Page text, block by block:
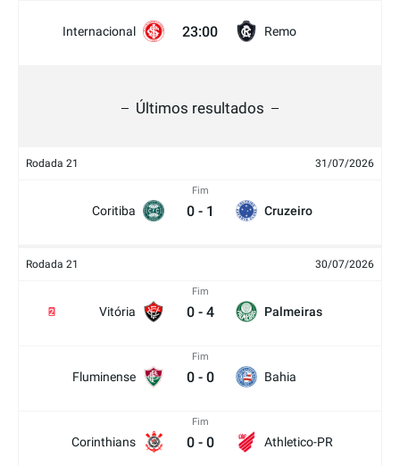
Internacional 23:00 Remo
Últimos resultados
Rodada 21 31/07/2026
Coritiba
Fim
0 - 1 Cruzeiro
Rodada 21 30/07/2026
Vitória
2
Fim
0 - 4 Palmeiras
Fluminense
Fim
0 - 0 Bahia
Corinthians
Fim
0 - 0 Athletico-PR